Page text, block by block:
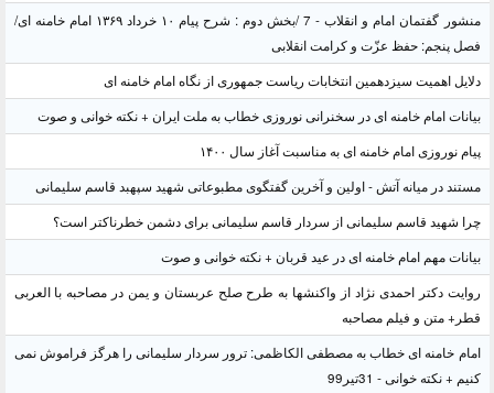
منشور گفتمان امام و انقلاب - 7 /بخش دوم : شرح پیام ۱۰ خرداد ۱۳۶۹ امام خامنه ای/
فصل پنجم: حفظ عزّت و کرامت انقلابی
دلایل اهمیت سیزدهمین انتخابات ریاست جمهوری از نگاه امام خامنه ای
بیانات امام خامنه ای در سخنرانی نوروزی خطاب به ملت ایران + نکته خوانی و صوت
پیام نوروزی امام خامنه ای به مناسبت آغاز سال ۱۴۰۰
مستند در میانه آتش - اولین و آخرین گفتگوی مطبوعاتی شهید سپهبد قاسم سلیمانی
چرا شهید قاسم سلیمانی از سردار قاسم سلیمانی برای دشمن خطرناکتر است؟
بیانات مهم امام خامنه ای در عید قربان + نکته خوانی و صوت
روایت دکتر احمدی نژاد از واکنشها به طرح صلح عربستان و یمن در مصاحبه با العربی
قطر+ متن و فیلم مصاحبه
امام خامنه ای خطاب به مصطفی الکاظمی: ترور سردار سلیمانی را هرگز فراموش نمی
کنیم + نکته خوانی - 31تیر99